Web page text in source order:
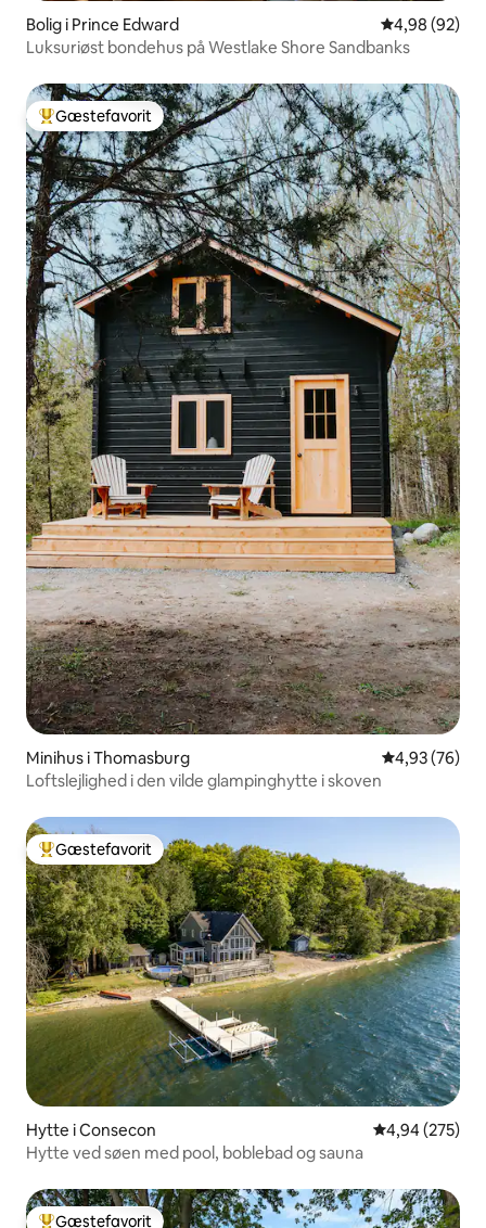
Bolig i Prince Edward 4,98 ud af 5 i
4,98 (92)
Luksuriøst bondehus på Westlake Shore Sandbanks
Bedste gæstefavorit
Gæstefavorit
Minihus i Thomasburg 4,93 ud af 5 i
4,93 (76)
Loftslejlighed i den vilde glampinghytte i skoven
Bedste gæstefavorit
Gæstefavorit
Hytte i Consecon 4,94 ud af 5 i
4,94 (275)
Hytte ved søen med pool, boblebad og sauna
Gæstefavorit